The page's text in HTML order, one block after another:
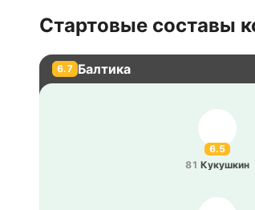
Стартовые составы
6.7 Балтика
6.5
81 Ку­ку­шкин